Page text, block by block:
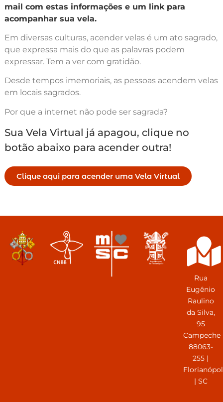
mail com estas informações e um link para
acompanhar sua vela.
Em diversas culturas, acender velas é um ato sagrado,
que expressa mais do que as palavras podem
expressar. Tem a ver com gratidão.
Desde tempos imemoriais, as pessoas acendem velas
em locais sagrados.
Por que a internet não pode ser sagrada?
Sua Vela Virtual já apagou, clique no
botão abaixo para acender outra!
Clique aqui para acender uma Vela Virtual
Rua
Eugênio
Raulino
da Silva,
95
Campeche
88063-
255 |
| SC